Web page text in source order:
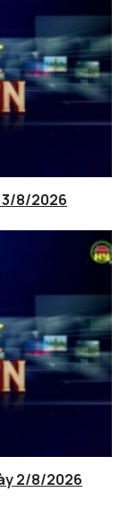
3/8/2026
2/8/2026